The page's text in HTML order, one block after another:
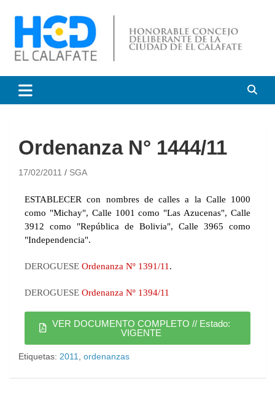
Honorable Concejo
Deliberante de El Calafate
Ordenanza N° 1444/11
17/02/2011 SGA
ESTABLECER con nombres de calles a la Calle 1000
como "Michay", Calle 1001 como "Las Azucenas", Calle
3912 como "República de Bolivia", Calle 3965 como
"Independencia".
DEROGUESE Ordenanza Nº 1391/11 .
DEROGUESE Ordenanza Nº 1394/11
VER DOCUMENTO COMPLETO // Estado:
VIGENTE
Etiquetas: 2011 ordenanzas